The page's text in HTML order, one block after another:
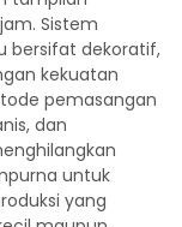
Sistem
bersifat dekoratif,
kekuatan
pemasangan
dan
untuk
yang